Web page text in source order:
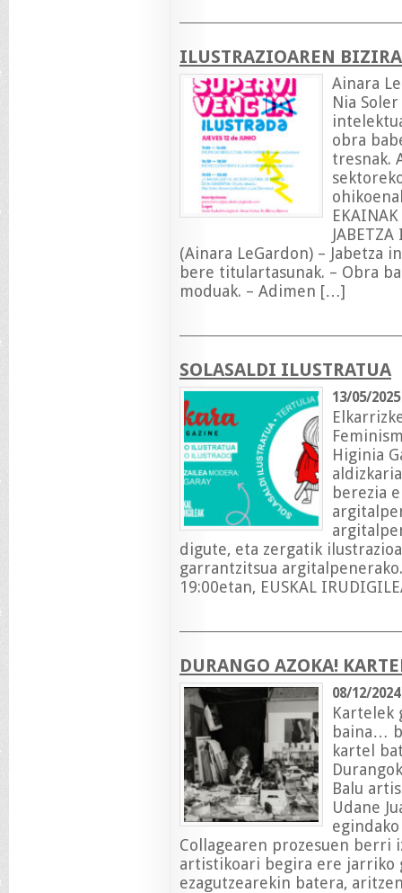
ILUSTRAZIOAREN
Ainara
Nia
obra
tresnak.
(Ainara LeGardon) – Jabetza
bere titulartasunak. – Obra
moduak. – Adimen […]
SOLASALDI ILUSTRATUA
13/05/2025
Higinia
berezia
digute, eta zergatik
garrantzitsua
19:00etan, EUSKAL
DURANGO AZOKA!
08/12/2024
Kartelek
baina…
kartel
Balu
Udane
Collagearen prozesuen berri
artistikoari begira ere jarriko
ezagutzearekin batera,